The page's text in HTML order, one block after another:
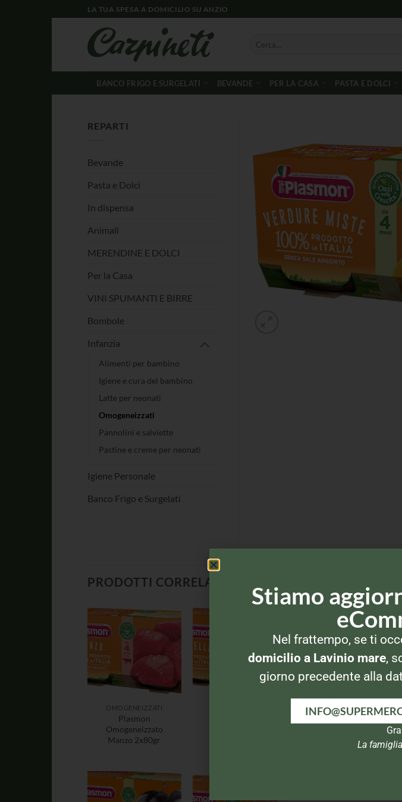
LA TUA SPESA A DOMICILIO SU ANZIO
BANCO FRIGO E SURGELATI BEVANDE PER LA CASA PASTA E DOLCI
REPARTI
Bevande
Pasta e Dolci
In dispensa
Animali
MERENDINE E DOLCI
Per la Casa
VINI SPUMANTI E BIRRE
Bombole
Infanzia
Alimenti per bambino
Igiene e cura del bambino
Latte per neonati
Omogeneizzati
Pannolini e salviette
Pastine e creme per neonati
Igiene Personale
Banco Frigo e Surgelati
PRODOTTI CORRELATI
OMOGENEIZZATI
Plasmon
Omogeneizzato
Manzo 2x80gr
OMOGENEIZZATI
Nipiol
frutta Mela
Stiamo
Nel frattempo, se ti
domicilio a Lavinio mare,
giorno precedente alla
La